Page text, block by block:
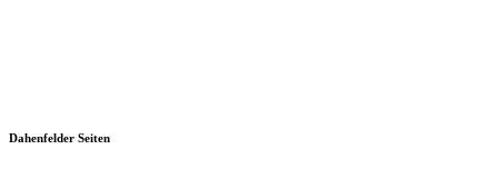
Dahenfelder Seiten